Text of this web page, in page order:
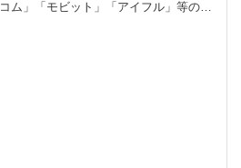
コム」「モビット」「アイフル」等の大